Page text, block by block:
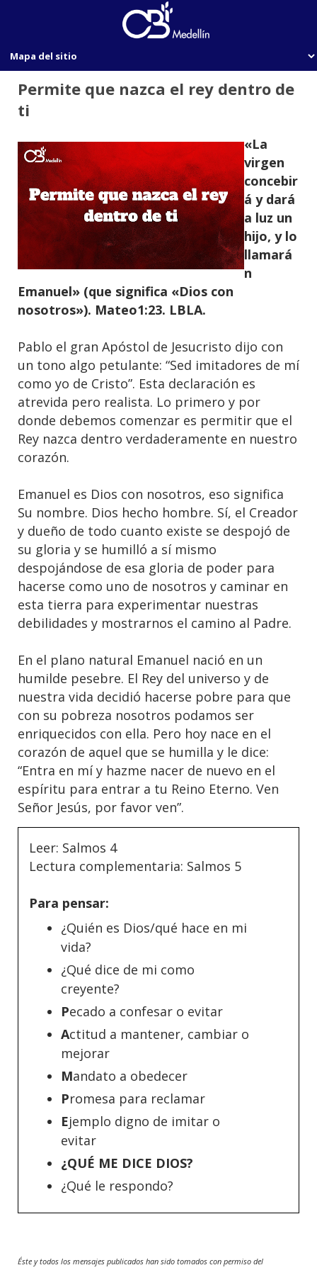
Permite que nazca el rey dentro de
ti
«La
virgen
concebir
á y dará
a luz un
hijo, y lo
llamará
n
Emanuel» (que significa «Dios con
nosotros»). Mateo1:23. LBLA.
Pablo el gran Apóstol de Jesucristo dijo con
un tono algo petulante: “Sed imitadores de mí
como yo de Cristo”. Esta declaración es
atrevida pero realista. Lo primero y por
donde debemos comenzar es permitir que el
Rey nazca dentro verdaderamente en nuestro
corazón.
Emanuel es Dios con nosotros, eso significa
Su nombre. Dios hecho hombre. Sí, el Creador
y dueño de todo cuanto existe se despojó de
su gloria y se humilló a sí mismo
despojándose de esa gloria de poder para
hacerse como uno de nosotros y caminar en
esta tierra para experimentar nuestras
debilidades y mostrarnos el camino al Padre.
En el plano natural Emanuel nació en un
humilde pesebre. El Rey del universo y de
nuestra vida decidió hacerse pobre para que
con su pobreza nosotros podamos ser
enriquecidos con ella. Pero hoy nace en el
corazón de aquel que se humilla y le dice:
“Entra en mí y hazme nacer de nuevo en el
espíritu para entrar a tu Reino Eterno. Ven
Señor Jesús, por favor ven”.
Leer: Salmos 4
Lectura complementaria: Salmos 5
Para pensar:
¿Quién es Dios/qué hace en mi
vida?
¿Qué dice de mi como
creyente?
Pecado a confesar o evitar
Actitud a mantener, cambiar o
mejorar
Mandato a obedecer
Promesa para reclamar
Ejemplo digno de imitar o
evitar
¿QUÉ ME DICE DIOS?
¿Qué le respondo?
Éste y todos los mensajes publicados han sido tomados con permiso del